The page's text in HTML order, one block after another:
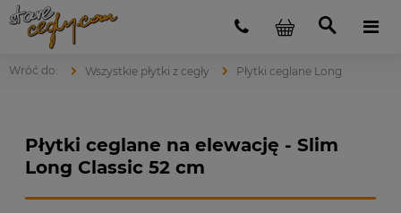
Wszystkie płytki z cegły Płytki ceglane Long
Płytki ceglane na elewację - Slim
Long Classic 52 cm